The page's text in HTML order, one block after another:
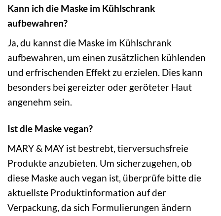
Kann ich die Maske im Kühlschrank
aufbewahren?
Ja, du kannst die Maske im Kühlschrank
aufbewahren, um einen zusätzlichen kühlenden
und erfrischenden Effekt zu erzielen. Dies kann
besonders bei gereizter oder geröteter Haut
angenehm sein.
Ist die Maske vegan?
MARY & MAY ist bestrebt, tierversuchsfreie
Produkte anzubieten. Um sicherzugehen, ob
diese Maske auch vegan ist, überprüfe bitte die
aktuellste Produktinformation auf der
Verpackung, da sich Formulierungen ändern